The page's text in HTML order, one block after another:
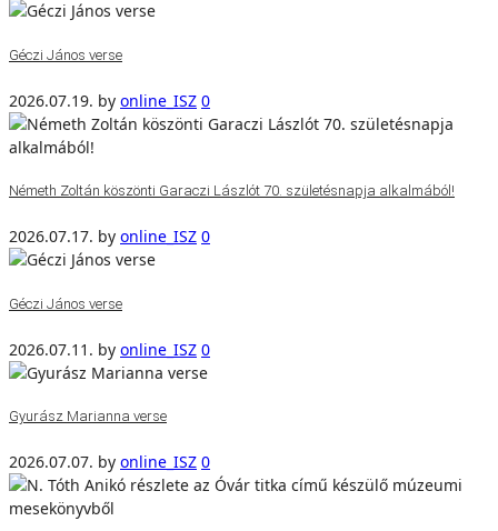
Géczi János verse
2026.07.19. by online_ISZ 0
Németh Zoltán köszönti Garaczi Lászlót 70. születésnapja alkalmából!
2026.07.17. by online_ISZ 0
Géczi János verse
2026.07.11. by online_ISZ 0
Gyurász Marianna verse
2026.07.07. by online_ISZ 0